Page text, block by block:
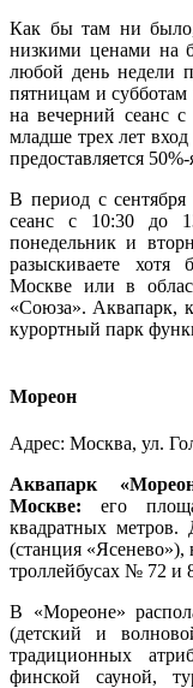
Как бы там ни
низкими ценами на
любой день недели
пятницам и субботам
на вечерний сеанс
младше трех лет
предоставляется
В период с
сеанс с 10:30 до
понедельник и
разыскиваете
Москве или в
«Союза». Аквапарк,
курортный парк
Мореон
Адрес: Москва, ул.
Аквапарк
Москве: его
квадратных метров.
(станция
троллейбусах № 72 и
В «Мореоне»
(детский и
традиционных
финской сауной,